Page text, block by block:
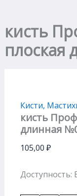
кисть
плоская
Кисти,
кисть
длинная
105,00 ₽
Доступность: